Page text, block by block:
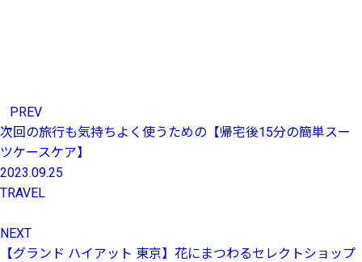
PREV
次回の旅行も気持ちよく使うための【帰宅後15分の簡単スー
ツケースケア】
2023.09.25
TRAVEL
NEXT
【グランド ハイアット 東京】花にまつわるセレクトショップ